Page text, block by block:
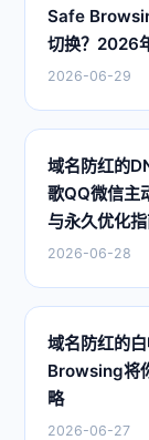
Safe
切换？2026
2026-06-29
域名防红的
歌QQ微信主
与永久优化
2026-06-28
域名防红的
Browsing将
略
2026-06-27